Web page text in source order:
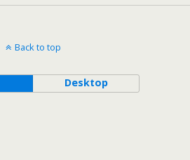
Back to top
Desktop